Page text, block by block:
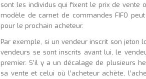
sont les individus qui fixent le prix de vente
modèle de carnet de commandes FIFO
pour le prochain acheteur.
Par exemple, si un vendeur inscrit son jeton
vendeurs se sont inscrits avant lui, le
premier. S’il y a un décalage de plusieurs
sa vente et celui où l’acheteur achète,